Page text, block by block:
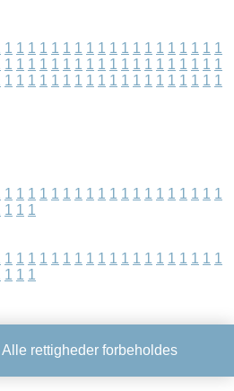
1 1 1 1 1 1 1 1 1 1 1 1 1 1 1 1 1 1 1
1 1 1 1 1 1 1 1 1 1 1 1 1 1 1 1 1 1 1
1 1 1 1 1 1 1 1 1 1 1 1 1 1 1 1 1 1 1
1 1 1 1 1 1 1 1 1 1 1 1 1 1 1 1 1 1 1
1 1 1
1 1 1 1 1 1 1 1 1 1 1 1 1 1 1 1 1 1 1
1 1 1
Alle rettigheder forbeholdes